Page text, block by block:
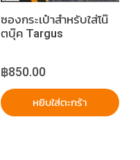
ซองกระเป๋าสำหรับใส่โน๊
ตบุ๊ค Targus
฿850.00
หยิบใส่ตะกร้า